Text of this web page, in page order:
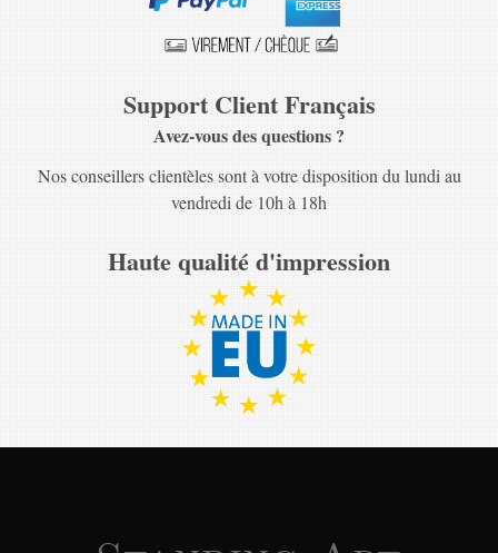
Support Client Français
Avez-vous des questions ?
Nos conseillers clientèles sont à votre disposition du lundi au
vendredi de 10h à 18h
Haute qualité d'impression